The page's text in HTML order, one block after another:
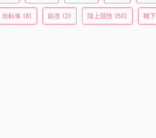
自転車 (8) 銀杏 (2) 陸上競技 (50) 靴下